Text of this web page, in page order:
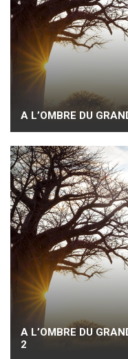
A L’OMBRE DU
A L’OMBRE DU GRAND BAOBAB DU 14-03-2021 Partie
2